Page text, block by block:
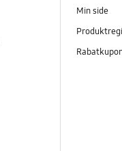
Min side